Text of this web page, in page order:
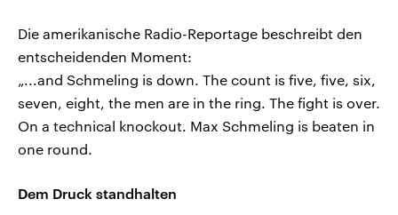
Die amerikanische Radio-Reportage beschreibt den
entscheidenden Moment:
„...and Schmeling is down. The count is five, five, six,
seven, eight, the men are in the ring. The fight is over.
On a technical knockout. Max Schmeling is beaten in
one round.
Dem Druck standhalten